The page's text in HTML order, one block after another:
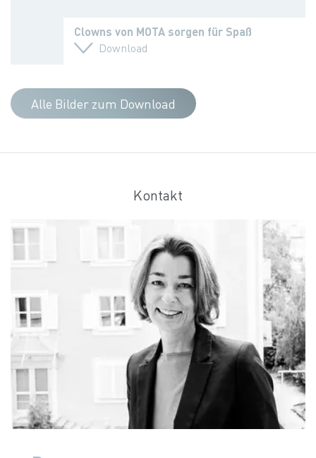
Clowns von MOTA sorgen für Spaß
Download
Alle Bilder zum Download
Kontakt